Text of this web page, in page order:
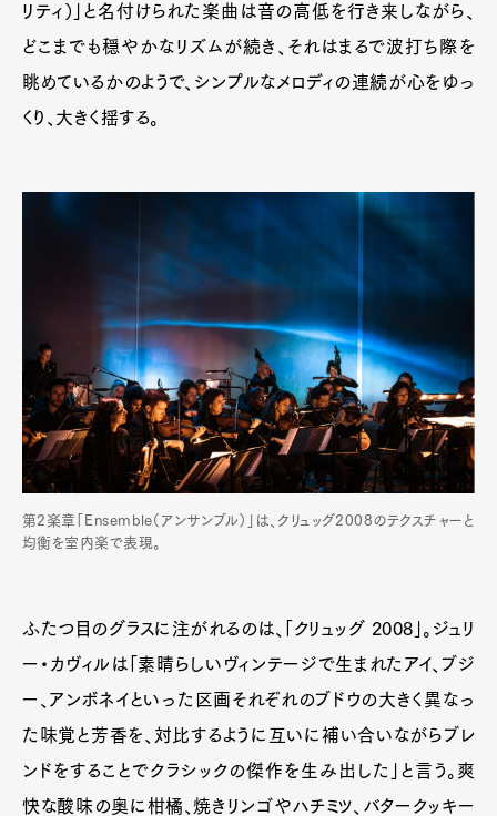
Art&Design
Pen Membership
Magazine
Official Columnist
About
Contact
リティ）」と名付けられた楽曲は音の高低を行き来しながら、
どこまでも穏やかなリズムが続き、それはまるで波打ち際を
眺めているかのようで、シンプルなメロディの連続が心をゆっ
くり、大きく揺する。
第2楽章「Ensemble（アンサンブル）」は、クリュッグ2008のテクスチャーと
均衡を室内楽で表現。
ふたつ目のグラスに注がれるのは、「クリュッグ 2008」。ジュリ
ー・カヴィルは「素晴らしいヴィンテージで生まれたアイ、ブジ
ー、アンボネイといった区画それぞれのブドウの大きく異なっ
た味覚と芳香を、対比するように互いに補い合いながらブレ
ンドをすることでクラシックの傑作を生み出した」と言う。爽
快な酸味の奥に柑橘、焼きリンゴやハチミツ、バタークッキー